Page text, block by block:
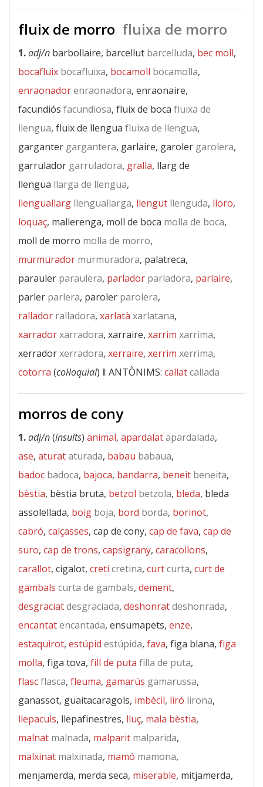
fluix de morro fluixa de morro
1.adj/n barbollaire, barcellut barcelluda, bec moll,
bocafluix bocafluixa, bocamoll bocamolla,
enraonadorenraonadora, enraonaire,
facundiós facundiosa, fluix de boca fluixa de
llengua, fluix de llengua fluixa de llengua,
garganter gargantera, garlaire, garoler garolera,
garrulador garruladora, gralla, llarg de
llengua llarga de llengua,
llenguallarg llenguallarga, llengut llenguda, lloro,
loquaç, mallerenga, moll de boca molla de boca,
moll de morro molla de morro,
murmurador murmuradora, palatreca,
parauler paraulera, parlador parladora, parlaire,
parler parlera, paroler parolera,
rallador ralladora, xarlatà xarlatana,
xarradorxarradora, xarraire, xarrim xarrima,
xerradorxerradora, xerraire, xerrim xerrima,
cotorra (col·loquial) ‖ ANTÒNIMS: callatcallada
morros de cony
1.adj/n(insults) animal, apardalatapardalada,
ase, aturataturada, babau babaua,
badoc badoca, bajoca, bandarra, beneit beneita,
bèstia, bèstia bruta, betzol betzola, bleda, bleda
assolellada, boig boja, bord borda, borinot,
cabró, calçasses, cap de cony, cap de fava, cap de
suro, cap de trons, capsigrany, caracollons,
carallot, cigalot, cretícretina, curtcurta, curt de
gambals curta de gambals, dement,
desgraciatdesgraciada, deshonratdeshonrada,
encantatencantada, ensumapets, enze,
estaquirot, estúpid estúpida, fava, figa blana, figa
molla, figa tova, fill de puta filla de puta,
flascflasca, fleuma, gamarús gamarussa,
ganassot, guaitacaragols, imbècil, liró lirona,
llepaculs, llepafinestres, lluç, mala bèstia,
malnat malnada, malparit malparida,
malxinat malxinada, mamó mamona,
menjamerda, merda seca, miserable, mitjamerda,